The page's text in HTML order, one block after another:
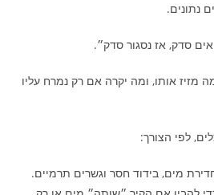
נתונים.
סדק, אז נסגור סדק״.
אותו, ומה יקרה אם רק נמרח עליו
לפי הצורך:
מים, בידוד חסר וגשרים תרמיים.